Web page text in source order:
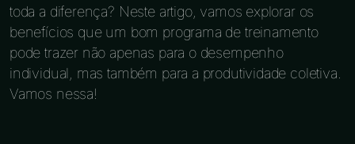
toda a diferença? Neste artigo, vamos explorar os
benefícios que um bom programa de treinamento
pode trazer não apenas para o desempenho
individual, mas também para a produtividade coletiva.
Vamos nessa!